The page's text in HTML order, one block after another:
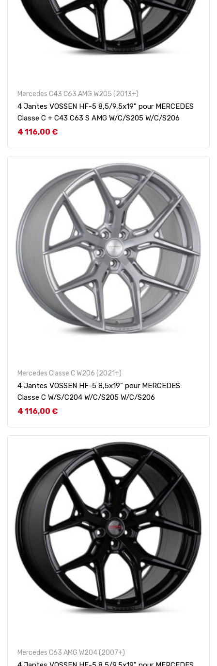
Mercedes C43 C63 AMG W205 (2013+)
4 Jantes VOSSEN HF-5 8,5/9,5x19" pour MERCEDES
Classe C + C43 C63 S AMG W/C/S205 W/C/S206
Prix
4 116,00 €
Mercedes Classe C W206 (2021+)
4 Jantes VOSSEN HF-5 8,5x19" pour MERCEDES
Classe C W/S/C204 W/C/S205 W/C/S206
Prix
4 116,00 €
Mercedes C63 AMG W204 (2007+)